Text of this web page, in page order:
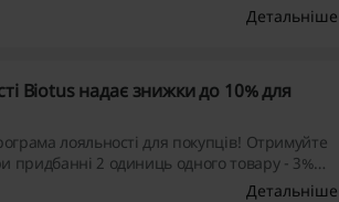
Детальніше
Biotus надає знижки до 10% для
лояльності для покупців! Отримуйте
придбанні 2 одиниць одного товару - 3%
а 5 одиниць - 10%. Не пропустітьДетальніше